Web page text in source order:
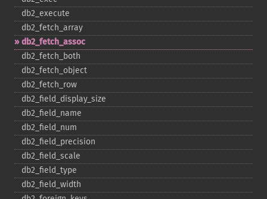
db2_​execute
db2_​fetch_​array
db2_​fetch_​assoc
db2_​fetch_​both
db2_​fetch_​object
db2_​fetch_​row
db2_​field_​display_​size
db2_​field_​name
db2_​field_​num
db2_​field_​precision
db2_​field_​scale
db2_​field_​type
db2_​field_​width